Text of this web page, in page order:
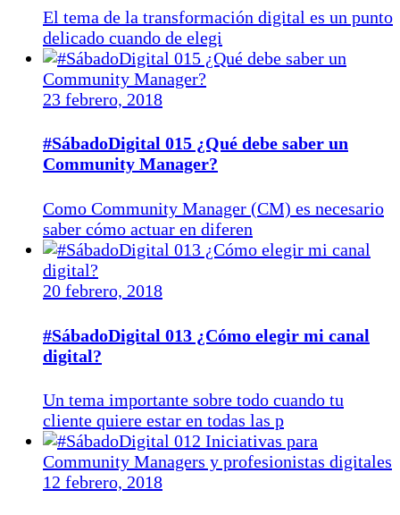
El tema de la transformación digital es un punto
delicado cuando de elegi
23 febrero, 2018
#SábadoDigital 015 ¿Qué debe saber un
Community Manager?
Como Community Manager (CM) es necesario
saber cómo actuar en diferen
20 febrero, 2018
#SábadoDigital 013 ¿Cómo elegir mi canal
digital?
Un tema importante sobre todo cuando tu
cliente quiere estar en todas las p
12 febrero, 2018